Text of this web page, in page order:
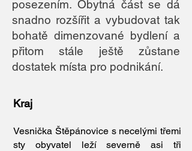
Kraj
Vesnička Štěpánovice s necelými třemi
sty obyvatel leží severně asi tři
posezením. Obytná část se dá
snadno rozšířit a vybudovat tak
bohatě dimenzované bydlení a
přitom stále ještě zůstane
dostatek místa pro podnikání.